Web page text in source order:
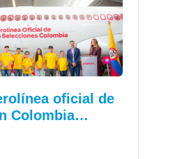
oficial de
Colombia…